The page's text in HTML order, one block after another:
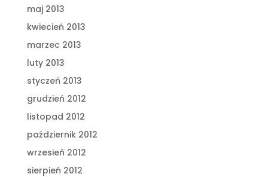
maj 2013
kwiecień 2013
marzec 2013
luty 2013
styczeń 2013
grudzień 2012
listopad 2012
październik 2012
wrzesień 2012
sierpień 2012